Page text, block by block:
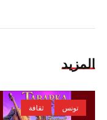
المزيد
تونس ثقافة